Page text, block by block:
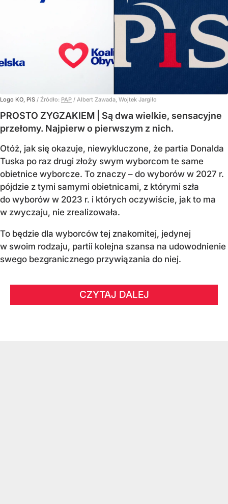
Logo KO, PiS / Źródło: PAP / Albert Zawada, Wojtek Jargiło
PROSTO ZYGZAKIEM | Są dwa wielkie, sensacyjne
przełomy. Najpierw o pierwszym z nich.
Otóż, jak się okazuje, niewykluczone, że partia Donalda
Tuska po raz drugi złoży swym wyborcom te same
obietnice wyborcze. To znaczy – do wyborów w 2027 r.
pójdzie z tymi samymi obietnicami, z którymi szła
do wyborów w 2023 r. i których oczywiście, jak to ma
w zwyczaju, nie zrealizowała.
To będzie dla wyborców tej znakomitej, jedynej
w swoim rodzaju, partii kolejna szansa na udowodnienie
swego bezgranicznego przywiązania do niej.
CZYTAJ DALEJ